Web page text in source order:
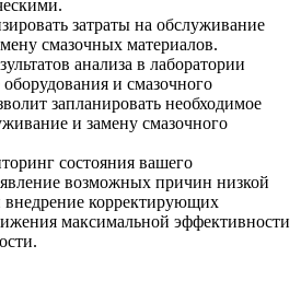
затраты на обслуживание
смазочных материалов.
анализа в лаборатории
оборудования и смазочного
запланировать необходимое
и замену смазочного
состояния вашего
возможных причин низкой
внедрение корректирующих
максимальной эффективности